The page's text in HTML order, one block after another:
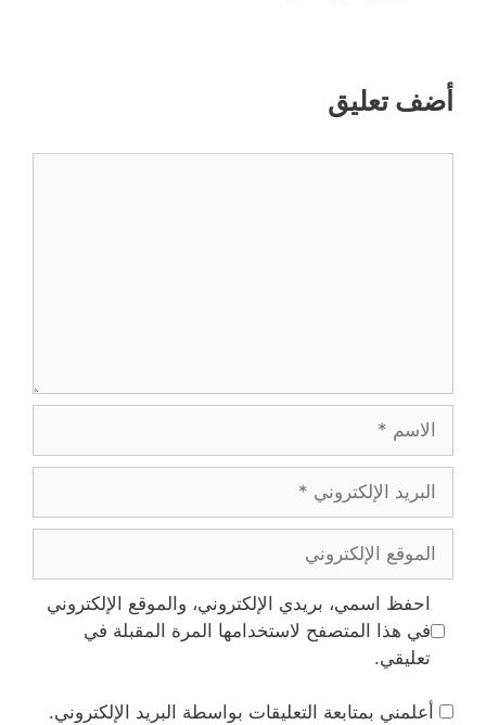
أضف تعليق
الإلكتروني
الإلكتروني
احفظ اسمي، بريدي الإلكتروني، والموقع الإلكتروني
في هذا المتصفح لاستخدامها المرة المقبلة في
تعليقي.
أعلمني بمتابعة التعليقات بواسطة البريد الإلكتروني.